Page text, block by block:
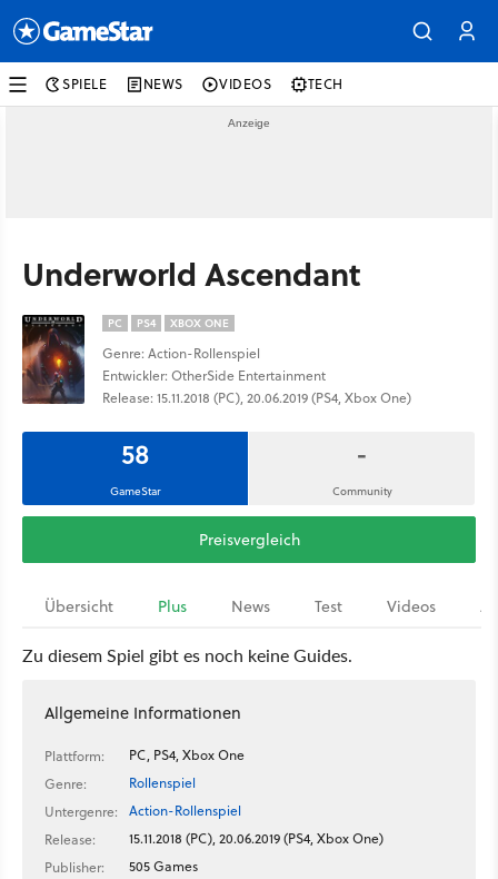
SPIELE NEWS VIDEOS TECH
Underworld Ascendant
PC PS4 XBOX ONE
Genre: Action-Rollenspiel
Entwickler: OtherSide Entertainment
Release: 15.11.2018 (PC), 20.06.2019 (PS4, Xbox One)
58
GameStar
-
Community
Preisvergleich
Übersicht Plus News Test Videos
Zu diesem Spiel gibt es noch keine Guides.
Allgemeine Informationen
Plattform:
PC, PS4, Xbox One
Genre:
Rollenspiel
Untergenre:
Action-Rollenspiel
Release:
15.11.2018 (PC), 20.06.2019 (PS4, Xbox One)
Publisher:
505 Games